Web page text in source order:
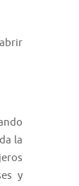
la
y